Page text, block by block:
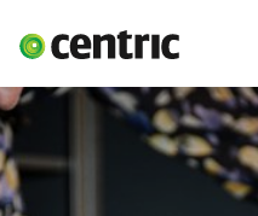
Vacatures
Opdrachten
Student